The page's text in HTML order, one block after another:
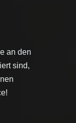
an den
sind,